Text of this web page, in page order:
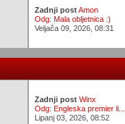
Zadnji postAmon
Odg: Mala obljetnica :)
Veljača 09, 2026, 08:31
Zadnji post Winx
Odg: Engleska premier li...
Lipanj 03, 2026, 08:52